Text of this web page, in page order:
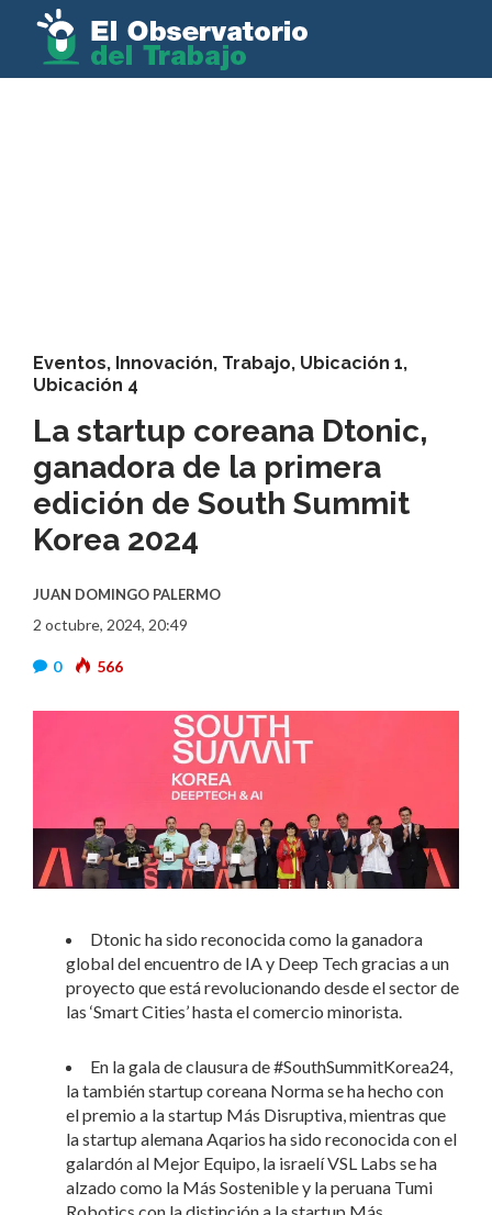
Eventos, Innovación, Trabajo, Ubicación 1,
Ubicación 4
La startup coreana Dtonic,
ganadora de la primera
edición de South Summit
Korea 2024
JUAN DOMINGO PALERMO
2 octubre, 2024, 20:49
0 566
Dtonic ha sido reconocida como la ganadora
global del encuentro de IA y Deep Tech gracias a un
proyecto que está revolucionando desde el sector de
las ‘Smart Cities’ hasta el comercio minorista.
En la gala de clausura de #SouthSummitKorea24,
la también startup coreana Norma se ha hecho con
el premio a la startup Más Disruptiva, mientras que
la startup alemana Aqarios ha sido reconocida con el
galardón al Mejor Equipo, la israelí VSL Labs se ha
alzado como la Más Sostenible y la peruana Tumi
Robotics con la distinción a la startup Más